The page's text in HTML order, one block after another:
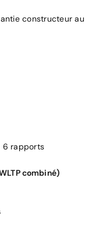
constructeur au
6 rapports
combiné)